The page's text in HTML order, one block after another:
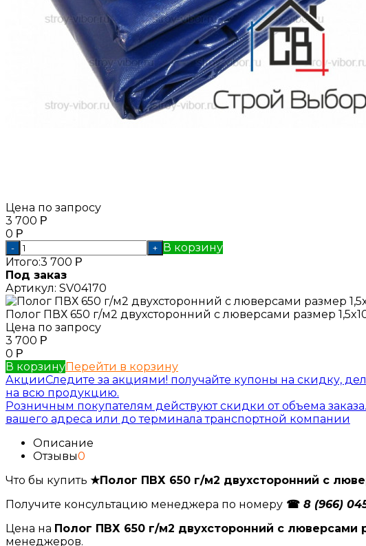
Цена по запросу
3 700 Р
0 Р
- + В корзину
Итого:3 700 Р
Под заказ
Артикул: SV04170
Полог ПВХ 650 г/м2 двухсторонний с люверсами размер
Цена по запросу
3 700 Р
0 Р
В корзинуПерейти в корзину
АкцииСледите за акциями! получайте купоны на скидку,
на всю продукцию.
Розничным покупателям действуют скидки от объема заказа.
вашего адреса или до терминала транспортной компании
Описание
Отзывы0
Что бы купить ★Полог ПВХ 650 г/м2 двухсторонний с
Получите консультацию менеджера по номеру ☎ 8 (966)
Цена на Полог ПВХ 650 г/м2 двухсторонний с люверсами
менеджеров.